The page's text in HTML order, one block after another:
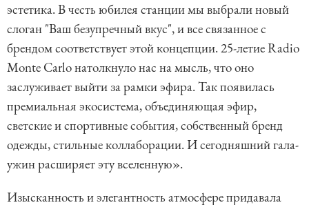
эстетика. В честь юбилея станции мы выбрали новый
слоган "Ваш безупречный вкус", и все связанное с
брендом соответствует этой концепции. 25-летие Radio
Monte Carlo натолкнуло нас на мысль, что оно
заслуживает выйти за рамки эфира. Так появилась
премиальная экосистема, объединяющая эфир,
светские и спортивные события, собственный бренд
одежды, стильные коллаборации. И сегодняшний гала-
ужин расширяет эту вселенную».
Изысканность и элегантность атмосфере придавала